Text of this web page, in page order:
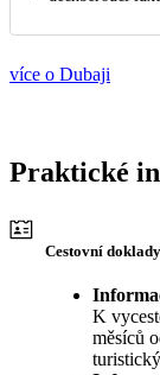
více o Dubaji
Praktické
Cestovní
K
měsíců